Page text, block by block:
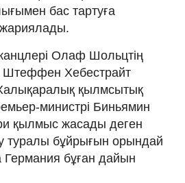
бас тартуға
Олаф Шольцтің
Штеффен Хебестрайт
қылмсытық
министрі Биньямин
қылмыс жасады деген
туралы бұйрығын орындай
Германия бұған дайын